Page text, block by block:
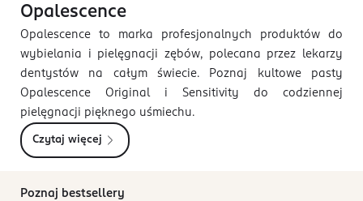
Opalescence
Opalescence to marka profesjonalnych produktów do
wybielania i pielęgnacji zębów, polecana przez lekarzy
dentystów na całym świecie. Poznaj kultowe pasty
Opalescence Original i Sensitivity do codziennej
pielęgnacji pięknego uśmiechu.
Czytaj więcej
Poznaj bestsellery